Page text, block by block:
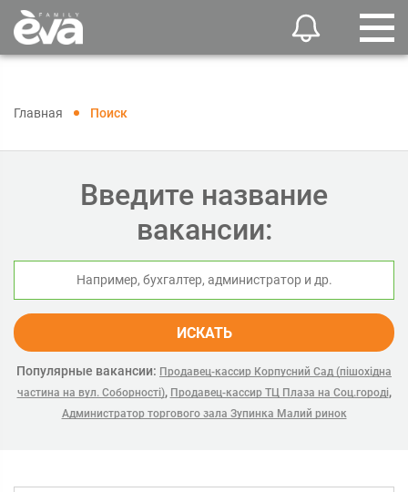
Главная Поиск
Введите название
вакансии:
ИСКАТЬ
Популярные вакансии: Продавец-кассир Корпусний Сад (пішохідна
частина на вул. Соборності), Продавец-кассир ТЦ Плаза на Соц.городі,
Администратор торгового зала Зупинка Малий ринок